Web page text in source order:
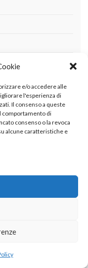
e/o accedere alle
l'esperienza di
Il consenso a queste
comportamento di
consenso o la revoca
alcune caratteristiche e